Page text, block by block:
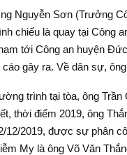
Nguyễn Sơn (Trưởng
chiếu là quay tại Công
tới Công an huyện
cáo gây ra. Về dân sự,
trình tại tòa, ông
thời điểm 2019, ông
12/2019, được sự phân
My là ông Võ Văn